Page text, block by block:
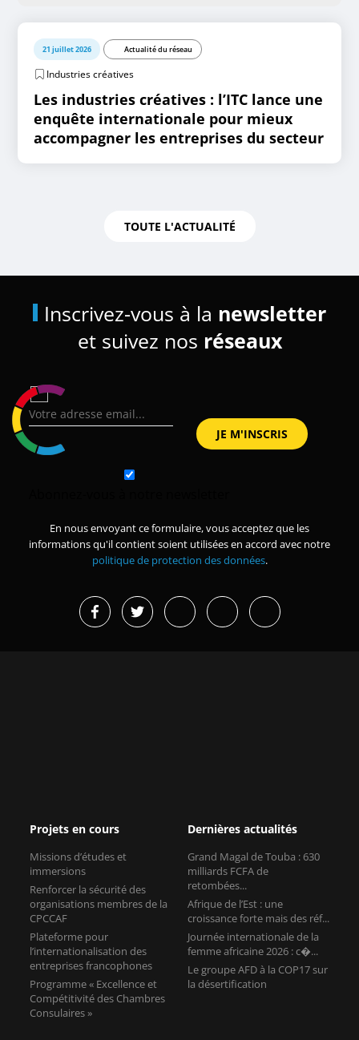
21 juillet 2026 Actualité du réseau
Industries créatives
Les industries créatives : l’ITC lance une
enquête internationale pour mieux
accompagner les entreprises du secteur
TOUTE L'ACTUALITÉ
Inscrivez-vous à la newsletter
et suivez nos réseaux
En nous envoyant ce formulaire, vous acceptez que les
informations qu'il contient soient utilisées en accord avec notre
politique de protection des données.
Projets en cours
Missions d’études et
immersions
Renforcer la sécurité des
organisations membres de la
CPCCAF
Plateforme pour
l’internationalisation des
entreprises francophones
Programme « Excellence et
Compétitivité des Chambres
Consulaires »
Dernières actualités
Grand Magal de Touba : 630
milliards FCFA de
retombées...
Afrique de l’Est : une
croissance forte mais des réf...
Journée internationale de la
femme africaine 2026 : c�...
Le groupe AFD à la COP17 sur
la désertification